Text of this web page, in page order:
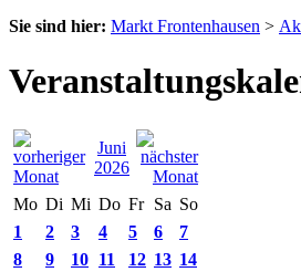
Sie sind hier: Markt Frontenhausen >
Juni
2026
Mo Di Mi Do Fr Sa So
1
2 3 4 5 6
7
8
9 10 11 12 13 14